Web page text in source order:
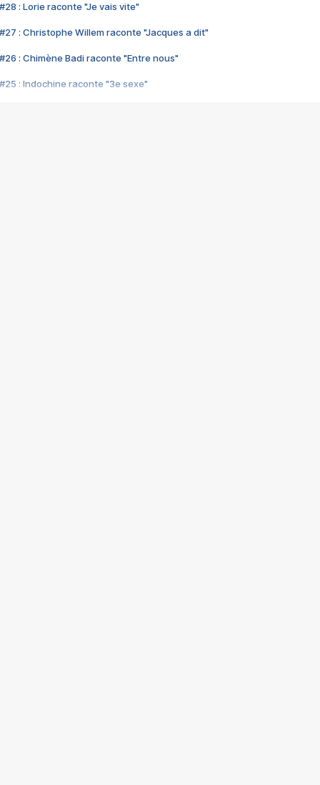
#28 : Lorie raconte "Je vais vite"
#27 : Christophe Willem raconte "Jacques a dit"
#26 : Chimène Badi raconte "Entre nous"
#25 : Indochine raconte "3e sexe"